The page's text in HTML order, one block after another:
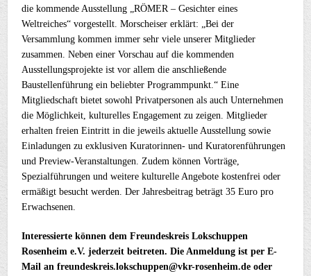
die kommende Ausstellung „RÖMER – Gesichter eines
Weltreiches“ vorgestellt. Morscheiser erklärt: „Bei der
Versammlung kommen immer sehr viele unserer Mitglieder
zusammen. Neben einer Vorschau auf die kommenden
Ausstellungsprojekte ist vor allem die anschließende
Baustellenführung ein beliebter Programmpunkt.“ Eine
Mitgliedschaft bietet sowohl Privatpersonen als auch Unternehmen
die Möglichkeit, kulturelles Engagement zu zeigen. Mitglieder
erhalten freien Eintritt in die jeweils aktuelle Ausstellung sowie
Einladungen zu exklusiven Kuratorinnen- und Kuratorenführungen
und Preview-Veranstaltungen. Zudem können Vorträge,
Spezialführungen und weitere kulturelle Angebote kostenfrei oder
ermäßigt besucht werden. Der Jahresbeitrag beträgt 35 Euro pro
Erwachsenen.
Interessierte können dem Freundeskreis Lokschuppen
Rosenheim e.V. jederzeit beitreten. Die Anmeldung ist per E-
Mail an freundeskreis.lokschuppen@vkr-rosenheim.de oder